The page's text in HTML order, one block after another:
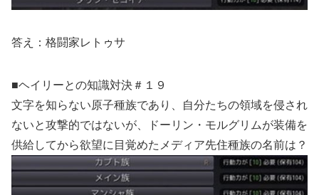
答え：格闘家レトゥサ
■ヘイリーとの知識対決＃１９
文字を知らない原子種族であり、自分たちの領域を侵され
ないと攻撃的ではないが、ドーリン・モルグリムが装備を
供給してから欲望に目覚めたメディア先住種族の名前は？